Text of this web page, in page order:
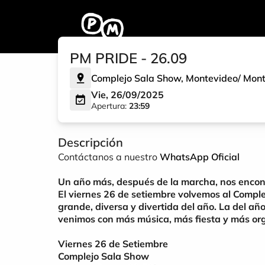
PM PRIDE - 26.09
Complejo Sala Show, Montevideo/
Vie, 26/09/2025
Apertura: 23:59
Descripción
Contáctanos a nuestro WhatsApp Oficial
Un año más, después de la marcha, nos
El viernes 26 de setiembre volvemos al
grande, diversa y divertida del año. La del
venimos con más música, más fiesta y más
Viernes 26 de Setiembre
Complejo Sala Show